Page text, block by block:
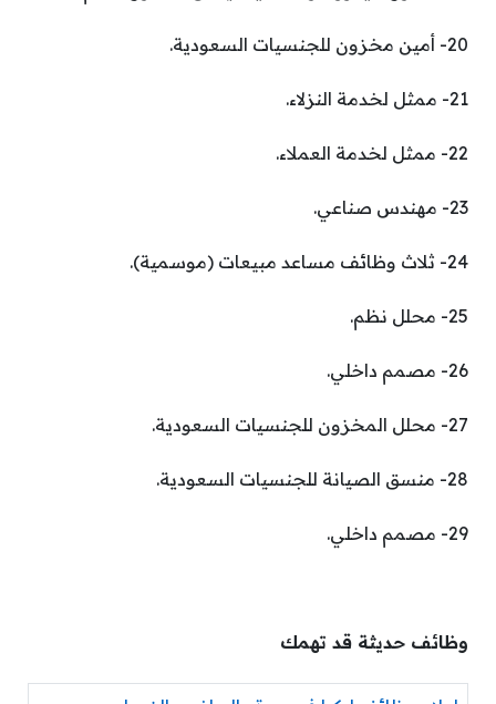
20- أمين مخزون للجنسيات السعودية.
21- ممثل لخدمة النزلاء.
22- ممثل لخدمة العملاء.
23- مهندس صناعي.
24- ثلاث وظائف مساعد مبيعات (موسمية).
25- محلل نظم.
26- مصمم داخلي.
27- محلل المخزون للجنسيات السعودية.
28- منسق الصيانة للجنسيات السعودية.
29- مصمم داخلي.
وظائف حديثة قد تهمك